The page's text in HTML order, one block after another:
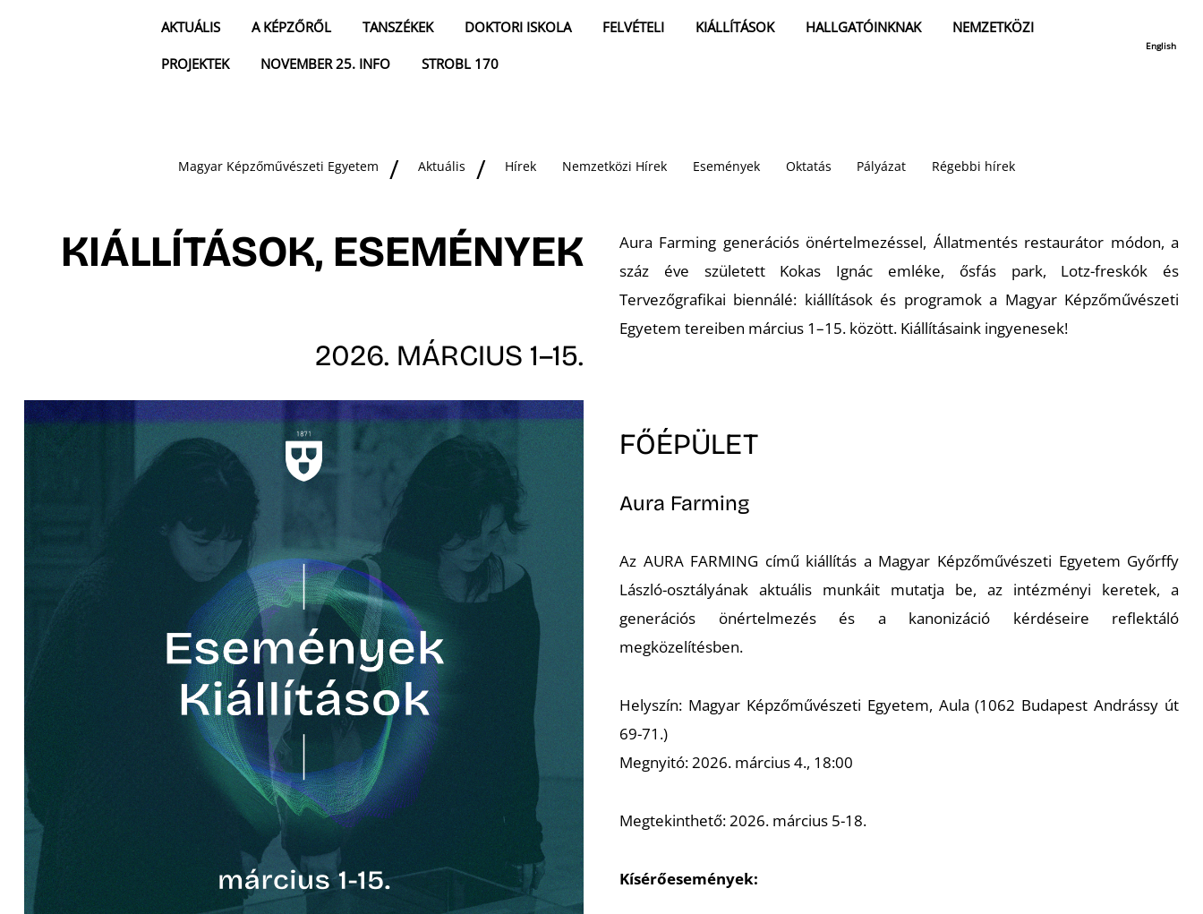
Magyar Képzőművészeti Egyetem Aktuális Hírek Nemzetközi Hírek Események Oktatás Pályázat Régebbi hírek
KIÁLLÍTÁSOK, ESEMÉNYEK
2026. MÁRCIUS 1–15.
Aura Farming generációs önértelmezéssel, Állatmentés restaurátor módon, a
száz éve született Kokas Ignác emléke, ősfás park, Lotz-freskók és
Tervezőgrafikai biennálé: kiállítások és programok a Magyar Képzőművészeti
Egyetem tereiben március 1–15. között. Kiállításaink ingyenesek!
FŐÉPÜLET
Aura Farming
Az AURA FARMING című kiállítás a Magyar Képzőművészeti Egyetem Győrffy
László-osztályának aktuális munkáit mutatja be, az intézményi keretek, a
generációs önértelmezés és a kanonizáció kérdéseire reflektáló
megközelítésben.
Helyszín: Magyar Képzőművészeti Egyetem, Aula (1062 Budapest Andrássy út
69-71.)
Megnyitó: 2026. március 4., 18:00
Megtekinthető: 2026. március 5-18.
Kísérőesemények: